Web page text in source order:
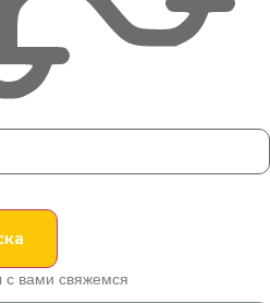
вами свяжемся